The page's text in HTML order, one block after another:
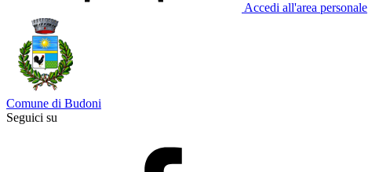
Accedi all'area personale
Comune di Budoni
Seguici su